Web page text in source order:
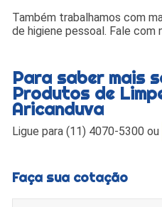
Também trabalhamos com
de higiene pessoal. Fale com
Para saber mais
Produtos de
Aricanduva
Ligue para(11) 4070-5300 ou
Faça sua cotação